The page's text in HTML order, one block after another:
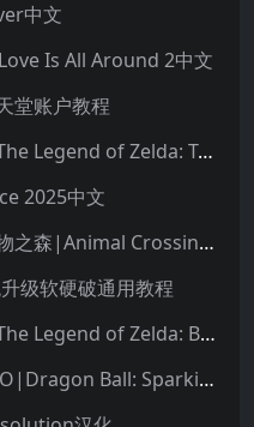
中文
Is All Around 2中文
堂账户教程
塞尔达传说：王国之泪|The Legend of Zelda: Tears of the Kingdom中文
2025中文
集合啦！动物森友会|动物之森|Animal Crossing: New Horizons中文
级软硬破通用教程
塞尔达传说：旷野之息|The Legend of Zelda: Breath of the Wild中文
七龙珠：电光炸裂！ZERO|Dragon Ball: Sparking! Zero中文